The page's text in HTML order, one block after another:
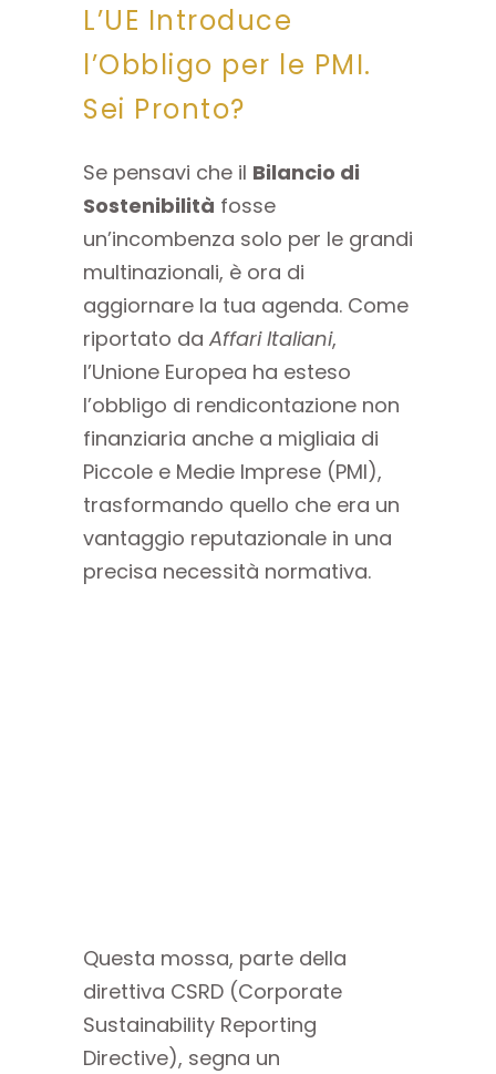
L’UE Introduce
l’Obbligo per le PMI.
Sei Pronto?
Se pensavi che il Bilancio di
Sostenibilità fosse
un’incombenza solo per le grandi
multinazionali, è ora di
aggiornare la tua agenda. Come
riportato da Affari Italiani,
l’Unione Europea ha esteso
l’obbligo di rendicontazione non
finanziaria anche a migliaia di
Piccole e Medie Imprese (PMI),
trasformando quello che era un
vantaggio reputazionale in una
precisa necessità normativa.
Questa mossa, parte della
direttiva CSRD (Corporate
Sustainability Reporting
Directive), segna un